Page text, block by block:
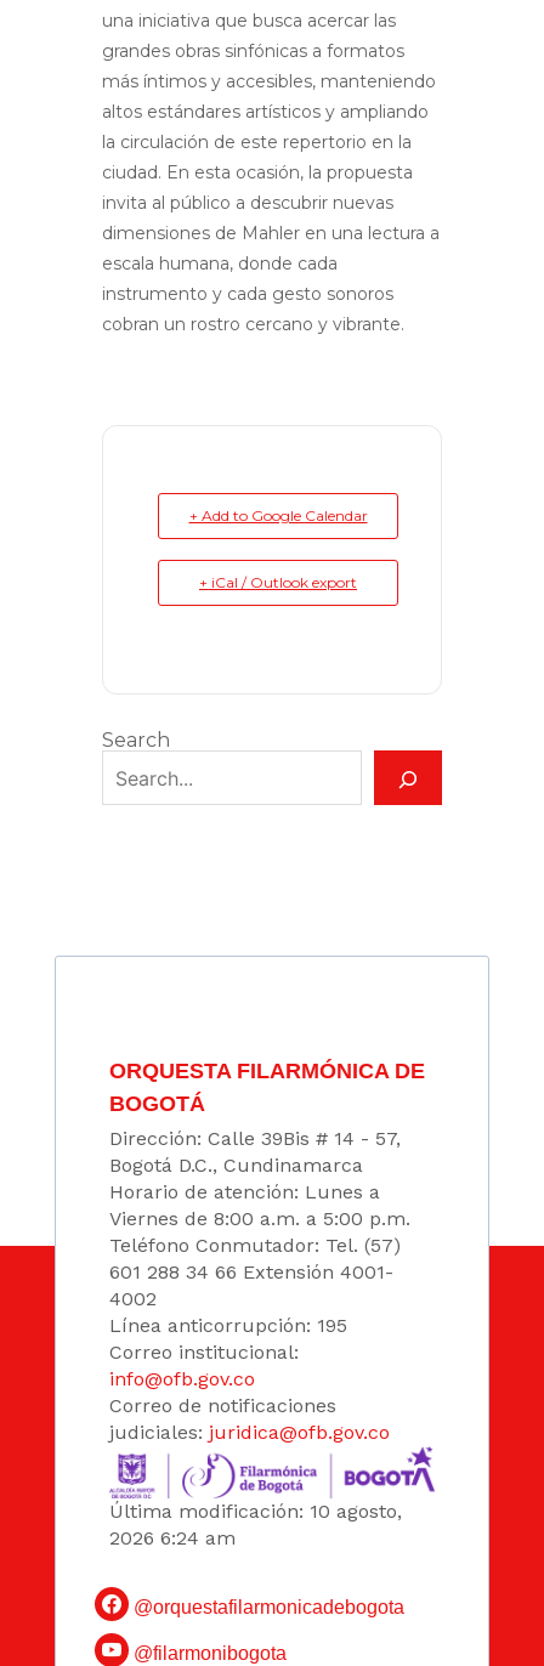
una iniciativa que busca acercar las
grandes obras sinfónicas a formatos
más íntimos y accesibles, manteniendo
altos estándares artísticos y ampliando
la circulación de este repertorio en la
ciudad. En esta ocasión, la propuesta
invita al público a descubrir nuevas
dimensiones de Mahler en una lectura a
escala humana, donde cada
instrumento y cada gesto sonoros
cobran un rostro cercano y vibrante.
+ Add to Google Calendar
+ iCal / Outlook export
Search
ORQUESTA FILARMÓNICA DE
BOGOTÁ
Dirección: Calle 39Bis # 14 - 57,
Bogotá D.C., Cundinamarca
Horario de atención: Lunes a
Viernes de 8:00 a.m. a 5:00 p.m.
Teléfono Conmutador: Tel. (57)
601 288 34 66 Extensión 4001-
4002
Línea anticorrupción: 195
Correo institucional:
info@ofb.gov.co
Correo de notificaciones
judiciales: juridica@ofb.gov.co
Última modificación: 10 agosto,
2026 6:24 am
@orquestafilarmonicadebogota
@filarmonibogota